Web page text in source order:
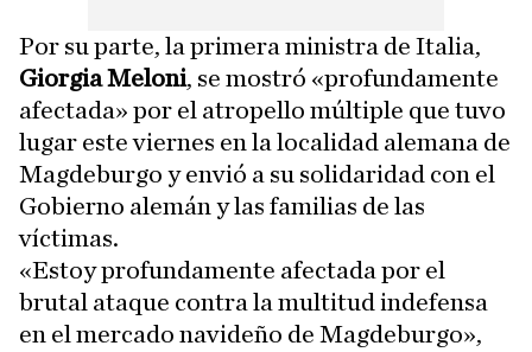
Por su parte, la primera ministra de Italia,
Giorgia Meloni, se mostró «profundamente
afectada» por el atropello múltiple que tuvo
lugar este viernes en la localidad alemana de
Magdeburgo y envió a su solidaridad con el
Gobierno alemán y las familias de las
víctimas.
«Estoy profundamente afectada por el
brutal ataque contra la multitud indefensa
en el mercado navideño de Magdeburgo»,